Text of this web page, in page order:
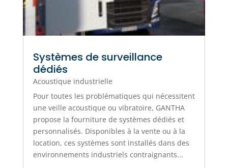
Systèmes de surveillance
dédiés
Acoustique industrielle
Pour toutes les problématiques qui nécessitent
une veille acoustique ou vibratoire, GANTHA
propose la fourniture de systèmes dédiés et
personnalisés. Disponibles à la vente ou à la
location, ces systèmes sont installés dans des
environnements industriels contraignants...